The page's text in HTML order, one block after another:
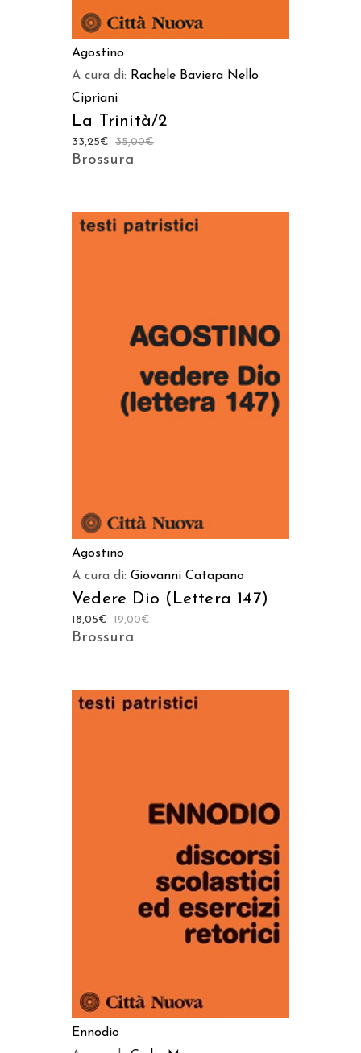
Agostino
A cura di: Rachele Baviera Nello
Cipriani
La Trinità/2
35,00€
33,25€
Brossura
AGGIUNGI AL CARRELLO
Agostino
A cura di: Giovanni Catapano
Vedere Dio (Lettera 147)
19,00€
18,05€
Brossura
AGGIUNGI AL CARRELLO
Ennodio